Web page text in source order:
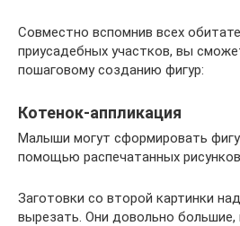
Совместно вспомнив всех
приусадебных участков, вы
пошаговому созданию фигур:
Котенок-аппликация
Малыши могут сформировать
помощью распечатанных
Заготовки со второй картинки
вырезать. Они довольно